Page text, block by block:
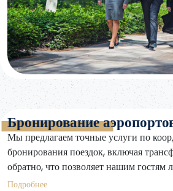
Бронирование
Мы предлагаем точные услуги по
бронирования поездок, включая
обратно, что позволяет нашим гостям
передвигаться по городу.
Подробнее